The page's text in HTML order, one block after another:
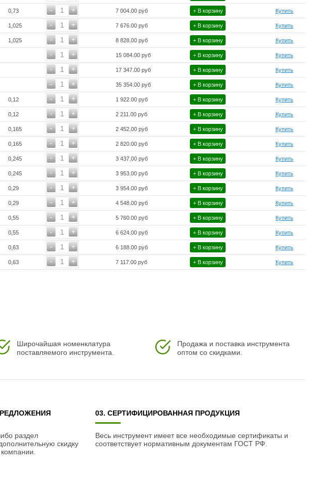
0,73 +
- 1 7 004.00 руб + В корзину Купить
1,025 +
- 1 7 676.00 руб + В корзину Купить
1,025 +
- 1 8 828.00 руб + В корзину Купить
+
- 1 15 084.00 руб + В корзину Купить
+
- 1 17 347.00 руб + В корзину Купить
+
- 1 35 354.00 руб + В корзину Купить
0,12 +
- 1 1 922.00 руб + В корзину Купить
0,12 +
- 1 2 211.00 руб + В корзину Купить
0,165 +
- 1 2 452.00 руб + В корзину Купить
0,165 +
- 1 2 820.00 руб + В корзину Купить
0,245 +
- 1 3 437.00 руб + В корзину Купить
0,245 +
- 1 3 953.00 руб + В корзину Купить
0,29 +
- 1 3 954.00 руб + В корзину Купить
0,29 +
- 1 4 548.00 руб + В корзину Купить
0,55 +
- 1 5 760.00 руб + В корзину Купить
0,55 +
- 1 6 624.00 руб + В корзину Купить
0,63 +
- 1 6 188.00 руб + В корзину Купить
0,63 +
- 1 7 117.00 руб + В корзину Купить
Широчайшая номенклатура
поставляемого инструмента.
Продажа и поставка инструмента
оптом со скидками.
раздел
скидку
03. СЕРТИФИЦИРОВАННАЯ ПРОДУКЦИЯ
Весь инструмент имеет все необходимые сертификаты и
соответствует нормативным документам ГОСТ РФ.